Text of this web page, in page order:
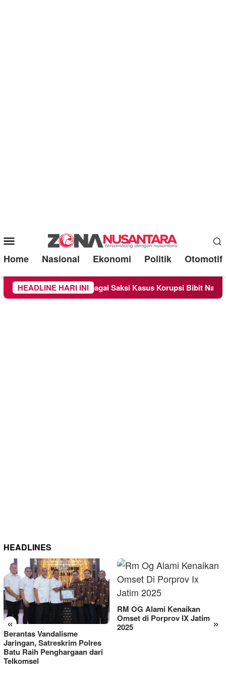
Mobile
Menu
Home Nasional Ekonomi Politik Otomotif
HEADLINE HARI INI
Diperiksa Sebagai Saksi Kasus Korupsi Bibit Nanas
HEADLINES
« »
Berantas Vandalisme
Jaringan, Satreskrim Polres
Batu Raih Penghargaan dari
Telkomsel
RM OG Alami Kenaikan
Omset di Porprov IX Jatim
2025